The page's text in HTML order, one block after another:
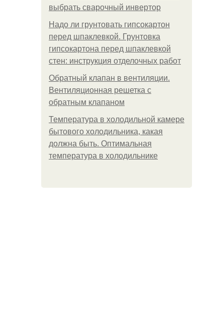
выбрать сварочный инвертор
Надо ли грунтовать гипсокартон
перед шпаклевкой. Грунтовка
гипсокартона перед шпаклевкой
стен: инструкция отделочных работ
Обратный клапан в вентиляции.
Вентиляционная решетка с
обратным клапаном
Температура в холодильной камере
бытового холодильника, какая
должна быть. Оптимальная
температура в холодильнике